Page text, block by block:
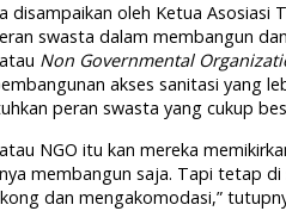
disampaikan oleh Ketua Asosiasi
swasta dalam membangun
Non Governmental
akses sanitasi yang
peran swasta yang cukup
NGO itu kan mereka
membangun saja. Tapi tetap
dan mengakomodasi,”